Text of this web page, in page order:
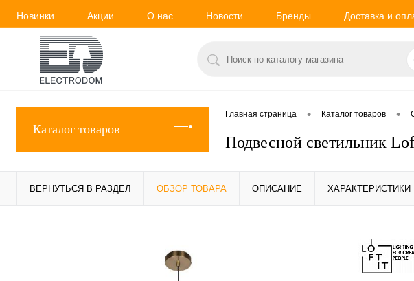
Новинки Акции О нас Новости Бренды Доставка и
Каталог товаров
Главная страница • Каталог товаров •
Подвесной светильник
ВЕРНУТЬСЯ В РАЗДЕЛ ОБЗОР ТОВАРА ОПИСАНИЕ ХАРАКТЕРИСТИКИ